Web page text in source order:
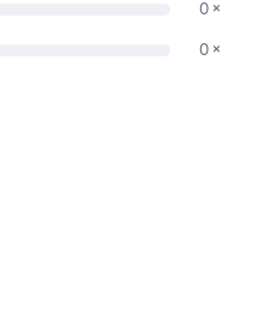
0 ×
0 ×